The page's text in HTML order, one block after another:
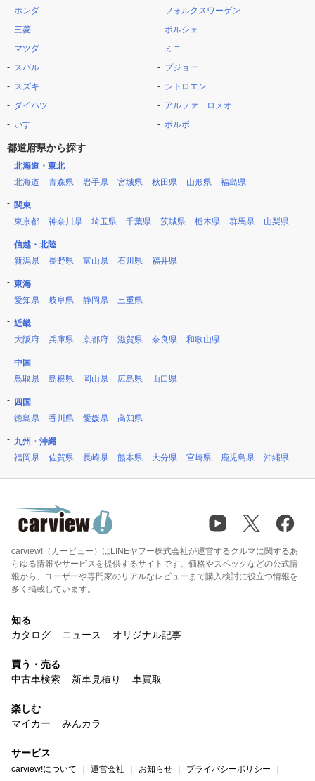
ホンダ
三菱
マツダ
スバル
スズキ
ダイハツ
いすゞ
フォルクスワーゲン
ポルシェ
ミニ
プジョー
シトロエン
アルファ ロメオ
ボルボ
都道府県から探す
北海道・東北
北海道
青森県 岩手県 宮城県 秋田県 山形県 福島県
関東
東京都
神奈川県 埼玉県 千葉県 茨城県 栃木県 群馬県 山梨県
信越・北陸
新潟県
長野県 富山県 石川県 福井県
東海
愛知県
岐阜県 静岡県 三重県
近畿
大阪府
兵庫県 京都府 滋賀県 奈良県 和歌山県
中国
鳥取県
島根県 岡山県 広島県 山口県
四国
徳島県
香川県 愛媛県 高知県
九州・沖縄
福岡県
佐賀県 長崎県 熊本県 大分県 宮崎県 鹿児島県 沖縄県
carview!（カービュー）はLINEヤフー株式会社が運営するクルマに関するあ
らゆる情報やサービスを提供するサイトです。価格やスペックなどの公式情
報から、ユーザーや専門家のリアルなレビューまで購入検討に役立つ情報を
多く掲載しています。
知る
カタログ
ニュース オリジナル記事
買う・売る
中古車検索
新車見積り 車買取
楽しむ
マイカー
みんカラ
サービス
carview!について 運営会社 お知らせ プライバシーポリシー